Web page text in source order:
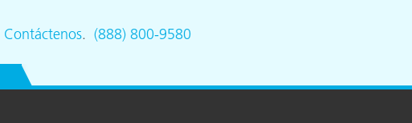
Contáctenos. (888) 800-9580